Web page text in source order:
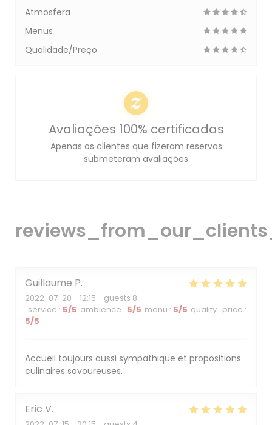
Guillaume P
2022-07-20 - 12:15 - guests 8
service : 5/5 ambience : 5/5 menu : 5/5 quality_price :
5/5
Accueil toujours aussi sympathique et propositions
culinaires savoureuses.
Eric V
Atmosfera
Menus
Qualidade/Preço
Avaliações 100% certificadas
Apenas os clientes que fizeram reservas
submeteram avaliações